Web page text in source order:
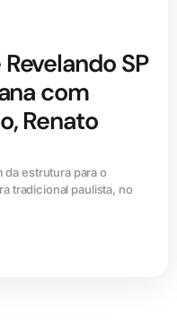
SP
com
Renato
da estrutura para o
tradicional paulista, no